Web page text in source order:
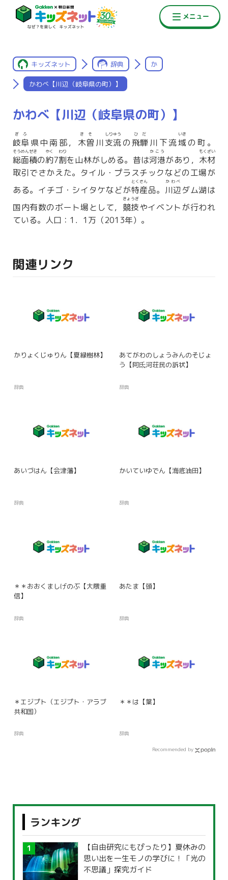
キッズネット 辞典 か
かわべ【川辺（岐阜県の町）】
かわべ【川辺（岐阜県の町）】
岐阜
ぎふ
県中南部， 木曽
きそ
川支流
しりゅう
の飛騨
ひだ
川下流域
いき
の町。
総面積
そうめんせき
の約
やく
7割
わり
を山林がしめる。昔は河港
かこう
があり， 木材
もくざい
取引でさかえた。タイル・プラスチックなどの工場が
ある。イチゴ・シイタケなどが特産
とくさん
品。 川辺
かわべ
ダム湖は
国内有数のボート場として， 競技
きょうぎ
やイベントが行われ
ている。人口：1．1万（2013年）。
関連リンク
かりょくじゅりん【夏緑樹林】
辞典
あてがわのしょうみんのそじょ
う【阿氐河荘民の訴状】
辞典
あいづはん【会津藩】
辞典
かいていゆでん【海底油田】
辞典
＊＊おおくましげのぶ【大隈重
信】
辞典
あたま【頭】
辞典
＊エジプト（エジプト・アラブ
共和国）
辞典
＊＊は【葉】
辞典
Recommended by
ランキング
【自由研究にもぴったり】夏休みの
思い出を一生モノの学びに！「光の
不思議」探究ガイド